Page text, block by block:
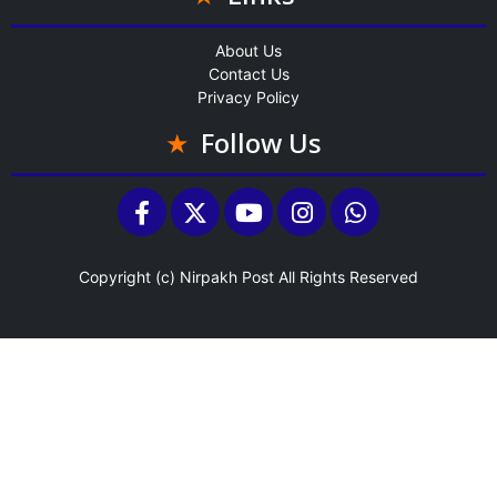
About Us
Contact Us
Privacy Policy
Follow Us
Copyright (c) Nirpakh Post All Rights Reserved